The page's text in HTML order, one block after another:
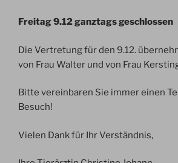
Freitag 9.12 ganztags geschlossen
Die Vertretung für den 9.12.
von Frau Walter und von Frau
Bitte vereinbaren Sie immer einen
Besuch!
Vielen Dank für Ihr Verständnis,